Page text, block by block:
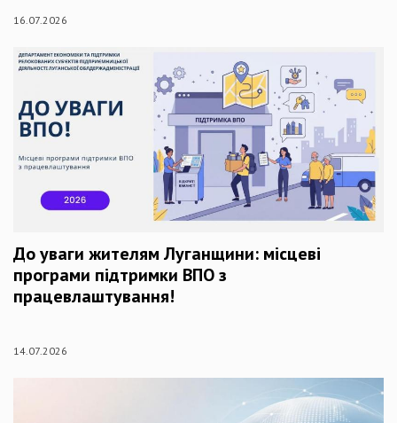
16.07.2026
До уваги жителям Луганщини: місцеві
програми підтримки ВПО з
працевлаштування!
14.07.2026